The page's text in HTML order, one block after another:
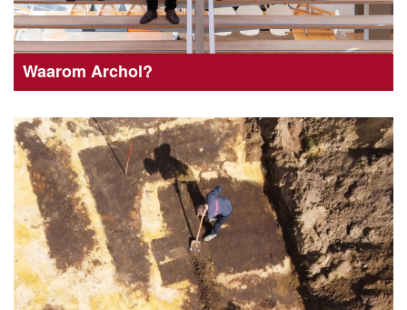
Waarom Archol?